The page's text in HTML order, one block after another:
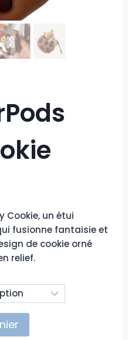
Cookie, un étui
fusionne fantaisie et
de cookie orné
relief.